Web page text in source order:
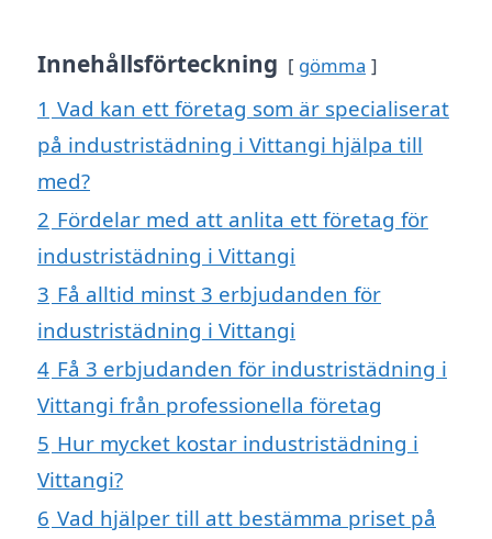
Innehållsförteckning gömma
1 Vad kan ett företag som är specialiserat
på industristädning i Vittangi hjälpa till
med?
2 Fördelar med att anlita ett företag för
industristädning i Vittangi
3 Få alltid minst 3 erbjudanden för
industristädning i Vittangi
4 Få 3 erbjudanden för industristädning i
Vittangi från professionella företag
5 Hur mycket kostar industristädning i
Vittangi?
6 Vad hjälper till att bestämma priset på